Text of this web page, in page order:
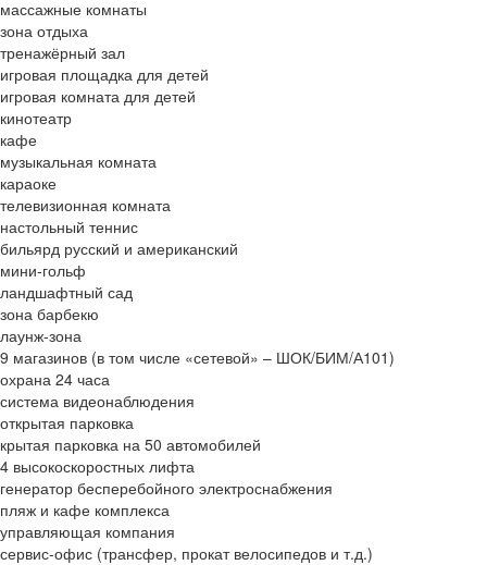
массажные комнаты
зона отдыха
тренажёрный зал
игровая площадка для детей
игровая комната для детей
кинотеатр
кафе
музыкальная комната
караоке
телевизионная комната
настольный теннис
бильярд русский и американский
мини-гольф
ландшафтный сад
зона барбекю
лаунж-зона
9 магазинов (в том числе «сетевой» – ШОК/БИМ/А101)
охрана 24 часа
система видеонаблюдения
открытая парковка
крытая парковка на 50 автомобилей
4 высокоскоростных лифта
генератор бесперебойного электроснабжения
пляж и кафе комплекса
управляющая компания
сервис-офис (трансфер, прокат велосипедов и т.д.)